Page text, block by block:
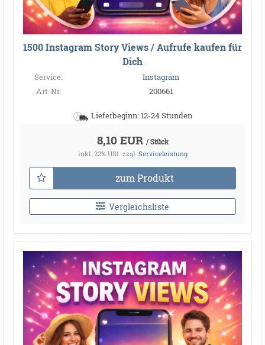
1500 Instagram Story Views / Aufrufe kaufen für
Dich
Service:
Instagram
Art-Nr.
200661
Lieferbeginn: 12-24 Stunden
8,10 EUR / Stück
inkl. 22% USt. zzgl. Serviceleistung
zum Produkt
Vergleichsliste